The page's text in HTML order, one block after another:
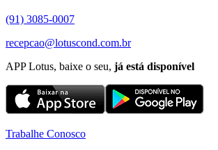
(91) 3085-0007
recepcao@lotuscond.com.br
APP Lotus, baixe o seu, já está disponível
Trabalhe Conosco